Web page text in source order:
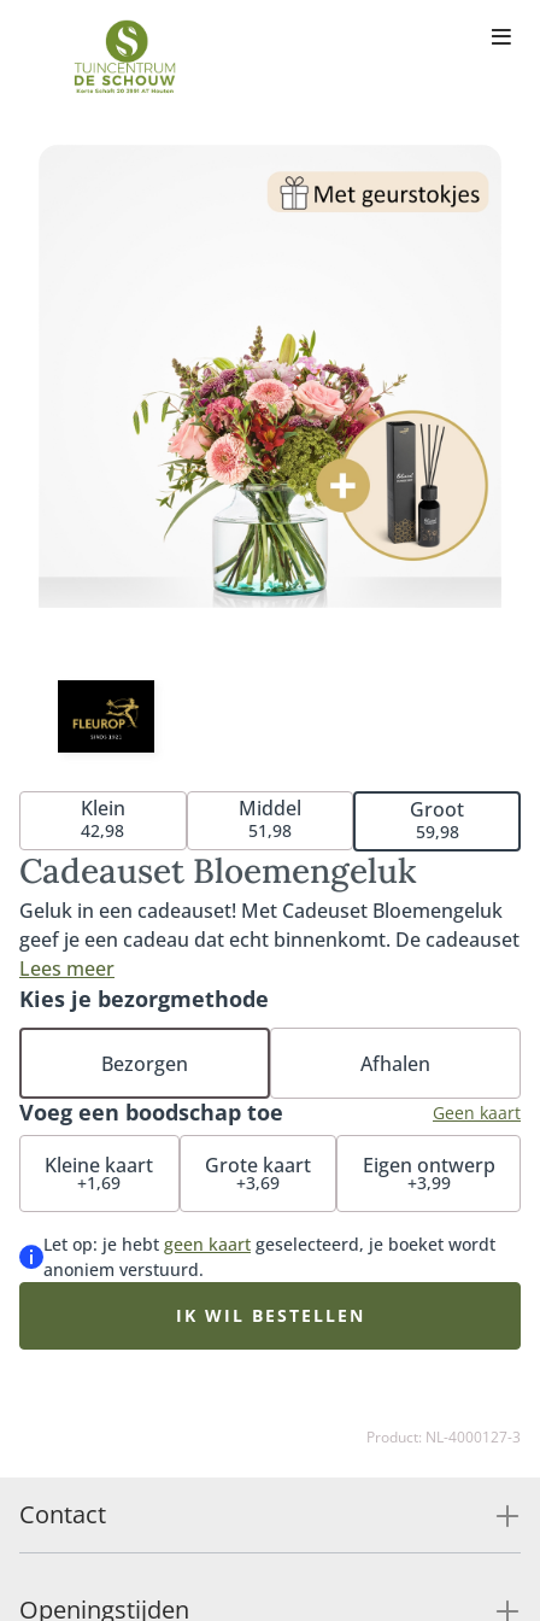
Cadeauset Bloemengeluk
Geluk in een cadeauset! Met Cadeuset Bloemengeluk
geef je een cadeau dat echt binnenkomt. De cadeauset
bestaat uit één van onze populairste boeketten: Mooi
gebaar. Een warm boeket met bloemen in roze en
roodtinten. In combinatie met onze heerlijke
geurstokjes is deze set een absolute favoriet om
cadeau te doen. Met de Botanical Flowershop
geurstokjes ervaar je namelijk het gevoel van de
bloemenwinkel bij je thuis. Een frisse en elegante geur
met een bloemrijke touch die subtiel wordt verspreid.
Lees meer
Klein
42,98
Middel
51,98
Groot
59,98
Voeg een boodschap toe Geen kaart
Kleine kaart
+1,69
Grote kaart
+3,69
Eigen ontwerp
+3,99
Let op: je hebt geen kaart geselecteerd, je boeket wordt
anoniem verstuurd.
Kies je bezorgmethode
Bezorgen Afhalen
IK WIL BESTELLEN
Product: NL-4000127-3
Contact
Openingstijden